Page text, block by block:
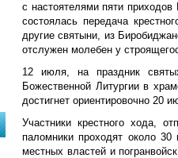
с настоятелями пяти
состоялась передача
другие святыни, из
отслужен молебен у
12 июля, на праздник
Божественной Литургии в
достигнет ориентировочно 20
Участники крестного хода,
паломники проходят около 30
местных властей и